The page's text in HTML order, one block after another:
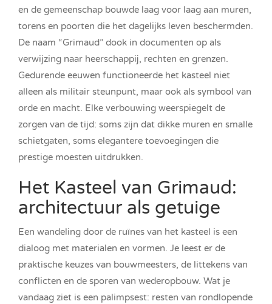
en de gemeenschap bouwde laag voor laag aan muren,
torens en poorten die het dagelijks leven beschermden.
De naam “Grimaud” dook in documenten op als
verwijzing naar heerschappij, rechten en grenzen.
Gedurende eeuwen functioneerde het kasteel niet
alleen als militair steunpunt, maar ook als symbool van
orde en macht. Elke verbouwing weerspiegelt de
zorgen van de tijd: soms zijn dat dikke muren en smalle
schietgaten, soms elegantere toevoegingen die
prestige moesten uitdrukken.
Het Kasteel van Grimaud:
architectuur als getuige
Een wandeling door de ruïnes van het kasteel is een
dialoog met materialen en vormen. Je leest er de
praktische keuzes van bouwmeesters, de littekens van
conflicten en de sporen van wederopbouw. Wat je
vandaag ziet is een palimpsest: resten van rondlopende